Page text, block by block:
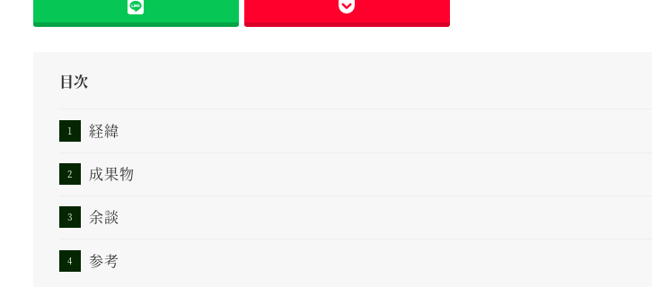
目次
経緯
成果物
余談
参考